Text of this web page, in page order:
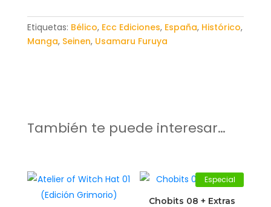
Etiquetas: Bélico, Ecc Ediciones, España, Histórico,
Manga, Seinen, Usamaru Furuya
También te puede interesar…
Especial
Chobits 08 + Extras